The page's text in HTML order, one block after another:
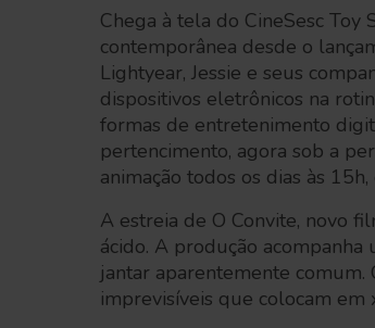
Chega à tela do CineSesc
contemporânea desde o
Lightyear, Jessie e seus
dispositivos eletrônicos na
formas de entretenimento
pertencimento, agora sob a
animação todos os dias às
A estreia de O Convite, novo
ácido. A produção
jantar aparentemente comum.
imprevisíveis que colocam em